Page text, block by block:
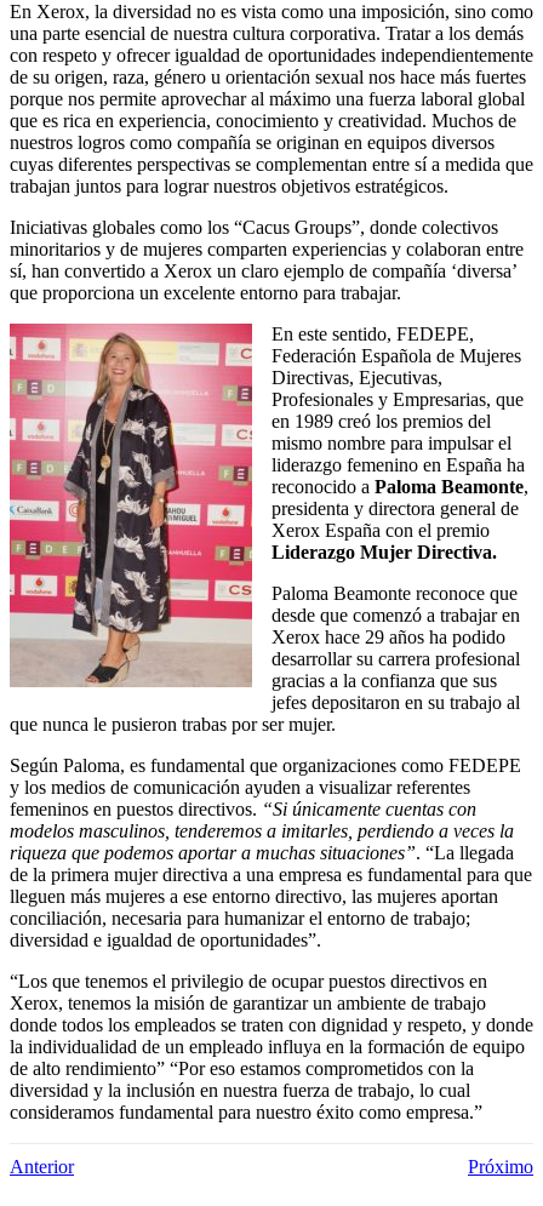
En Xerox, la diversidad no es vista como una imposición, sino como
una parte esencial de nuestra cultura corporativa. Tratar a los demás
con respeto y ofrecer igualdad de oportunidades independientemente
de su origen, raza, género u orientación sexual nos hace más fuertes
porque nos permite aprovechar al máximo una fuerza laboral global
que es rica en experiencia, conocimiento y creatividad. Muchos de
nuestros logros como compañía se originan en equipos diversos
cuyas diferentes perspectivas se complementan entre sí a medida que
trabajan juntos para lograr nuestros objetivos estratégicos.
Iniciativas globales como los “Cacus Groups”, donde colectivos
minoritarios y de mujeres comparten experiencias y colaboran entre
sí, han convertido a Xerox un claro ejemplo de compañía ‘diversa’
que proporciona un excelente entorno para trabajar.
En este sentido, FEDEPE,
Federación Española de Mujeres
Directivas, Ejecutivas,
Profesionales y Empresarias, que
en 1989 creó los premios del
mismo nombre para impulsar el
liderazgo femenino en España ha
reconocido a Paloma Beamonte,
presidenta y directora general de
Xerox España con el premio
Liderazgo Mujer Directiva.
Paloma Beamonte reconoce que
desde que comenzó a trabajar en
Xerox hace 29 años ha podido
desarrollar su carrera profesional
gracias a la confianza que sus
jefes depositaron en su trabajo al
que nunca le pusieron trabas por ser mujer.
Según Paloma, es fundamental que organizaciones como FEDEPE
y los medios de comunicación ayuden a visualizar referentes
femeninos en puestos directivos. “Si únicamente cuentas con
modelos masculinos, tenderemos a imitarles, perdiendo a veces la
riqueza que podemos aportar a muchas situaciones”. “La llegada
de la primera mujer directiva a una empresa es fundamental para que
lleguen más mujeres a ese entorno directivo, las mujeres aportan
conciliación, necesaria para humanizar el entorno de trabajo;
diversidad e igualdad de oportunidades”.
“Los que tenemos el privilegio de ocupar puestos directivos en
Xerox, tenemos la misión de garantizar un ambiente de trabajo
donde todos los empleados se traten con dignidad y respeto, y donde
la individualidad de un empleado influya en la formación de equipo
de alto rendimiento” “Por eso estamos comprometidos con la
diversidad y la inclusión en nuestra fuerza de trabajo, lo cual
consideramos fundamental para nuestro éxito como empresa.”
Anterior Próximo